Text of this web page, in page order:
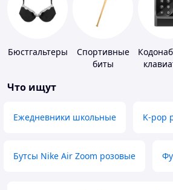
Бюстгальтеры
Спортивные
биты
Что ищут
Ежедневники школьные K-pop
Бутсы Nike Air Zoom розовые